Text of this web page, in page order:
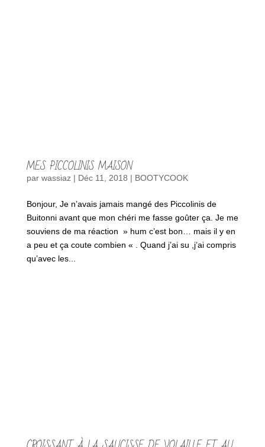
MES PICCOLINIS MAISON
par wassiaz| Déc 11, 2018 | BOOTYCOOK
Bonjour, Je n’avais jamais mangé des Piccolinis de
Buitonni avant que mon chéri me fasse goûter ça. Je me
souviens de ma réaction » hum c’est bon… mais il y en
a peu et ça coute combien « . Quand j’ai su ,j’ai compris
qu’avec les...